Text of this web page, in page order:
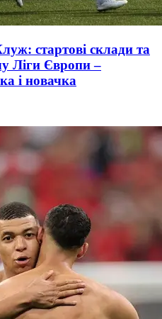
стартові склади та
Ліги Європи –
і новачка